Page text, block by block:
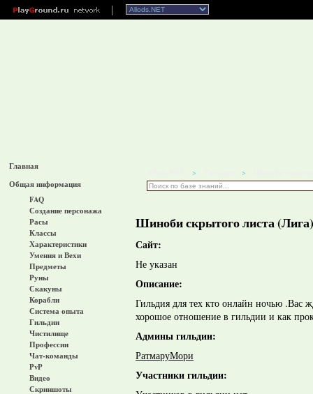
Главная
Общая информация
FAQ
Создание персонажа
Расы
Классы
Характеристики
Умения и Вехи
Предметы
Руны
Скакуны
Корабли
Система опыта
Гильдии
Чистилище
Профессии
Чат-команды
PvP
Видео
Скриншоты
> >
Шиноби скрытого листа (Лига)
Сайт:
Не указан
Описание:
Гильдия для тех кто онлайн ночью .Вас
хорошое отношение в гильдии и как
Админы гильдии:
РатмаруМори
Участники гильдии: